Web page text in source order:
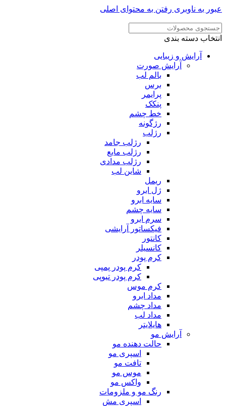
به ناوبریرفتن به محتوای اصلی
دسته بندی
آرایش و زیبایی
آرایش صورت
بالم لب
برس
پرایمر
پنکک
خط چشم
رژگونه
رژلب
رژلب جامد
رژلب مایع
رژلب مدادی
شاین لب
ریمل
ژل ابرو
سایه ابرو
سایه چشم
سرم ابرو
فیکساتور آرایشی
کانتور
کانسیلر
کرم پودر
کرم پودر پمپی
کرم پودر تیوپی
کرم موس
مداد ابرو
مداد چشم
مداد لب
هایلایتر
آرایش مو
حالت دهنده مو
اسپری مو
تافت مو
موس مو
واکس مو
رنگ مو و ملزومات
اسپری مش